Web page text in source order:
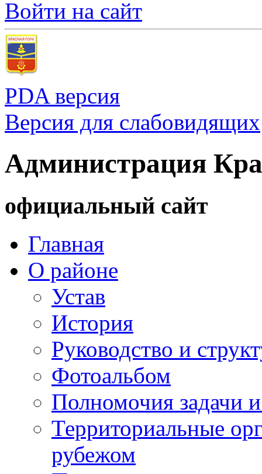
Войти на сайт
PDA версия
Версия для слабовидящих
Администрация
официальный сайт
Главная
О районе
Устав
История
Руководство и
Фотоальбом
Полномочия задачи
Территориальные
рубежом